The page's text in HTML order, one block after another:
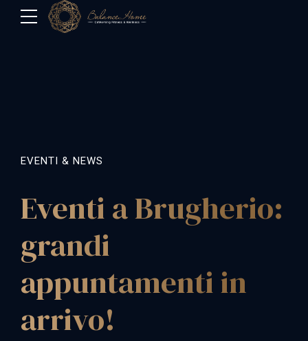
EVENTI & NEWS
Eventi a Brugherio:
grandi
appuntamenti in
arrivo!